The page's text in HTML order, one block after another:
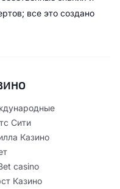
все это создано
Сити
Казино
casino
Казино